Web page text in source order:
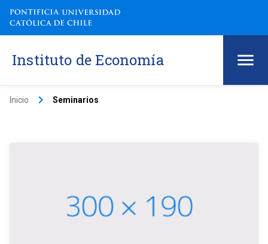
Instituto de Economía
Inicio keyboard_arrow_right Seminarios